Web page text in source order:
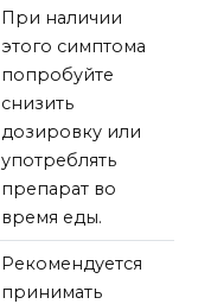
При наличии
этого симптома
попробуйте
снизить
дозировку или
употреблять
препарат во
время еды.
Рекомендуется
принимать